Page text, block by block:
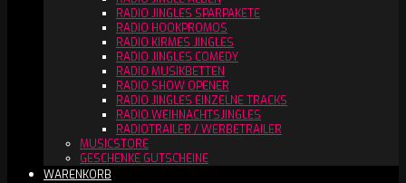
RADIO JINGLES SPARPAKETE
RADIO HOOKPROMOS
RADIO KIRMES JINGLES
RADIO JINGLES COMEDY
RADIO MUSIKBETTEN
RADIO SHOW OPENER
RADIO JINGLES EINZELNE TRACKS
RADIO WEIHNACHTSJINGLES
RADIOTRAILER / WERBETRAILER
MUSICSTORE
GESCHENKE GUTSCHEINE
WARENKORB